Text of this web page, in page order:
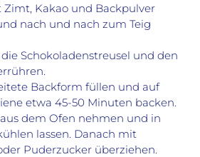
Zimt, Kakao und Backpulver
nach und nach zum Teig
Schokoladenstreusel und den
Backform füllen und auf
etwa 45-50 Minuten backen.
dem Ofen nehmen und in
lassen. Danach mit
Puderzucker überziehen.